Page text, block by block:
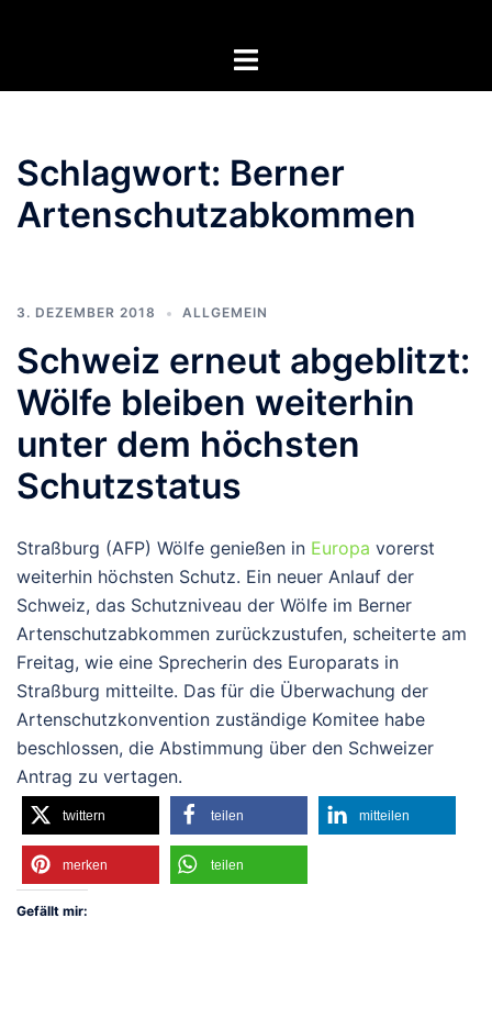
Menü
Schlagwort: Berner
Artenschutzabkommen
3. DEZEMBER 2018 ALLGEMEIN
Schweiz erneut abgeblitzt:
Wölfe bleiben weiterhin
unter dem höchsten
Schutzstatus
Straßburg (AFP) Wölfe genießen in Europa vorerst
weiterhin höchsten Schutz. Ein neuer Anlauf der
Schweiz, das Schutzniveau der Wölfe im Berner
Artenschutzabkommen zurückzustufen, scheiterte am
Freitag, wie eine Sprecherin des Europarats in
Straßburg mitteilte. Das für die Überwachung der
Artenschutzkonvention zuständige Komitee habe
beschlossen, die Abstimmung über den Schweizer
Antrag zu vertagen.
twittern teilen mitteilen
merken teilen
Gefällt mir: